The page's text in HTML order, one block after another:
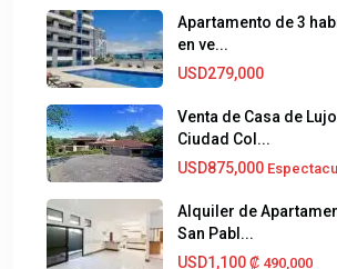
Apartamento de 3
en ve...
USD279,000
Venta de Casa de
Ciudad Col...
USD875,000
Alquiler de
San Pabl...
USD1,100 ₡‎ 490,000